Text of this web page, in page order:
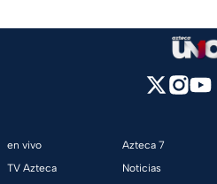
en vivo
TV Azteca
Azteca 7
Noticias